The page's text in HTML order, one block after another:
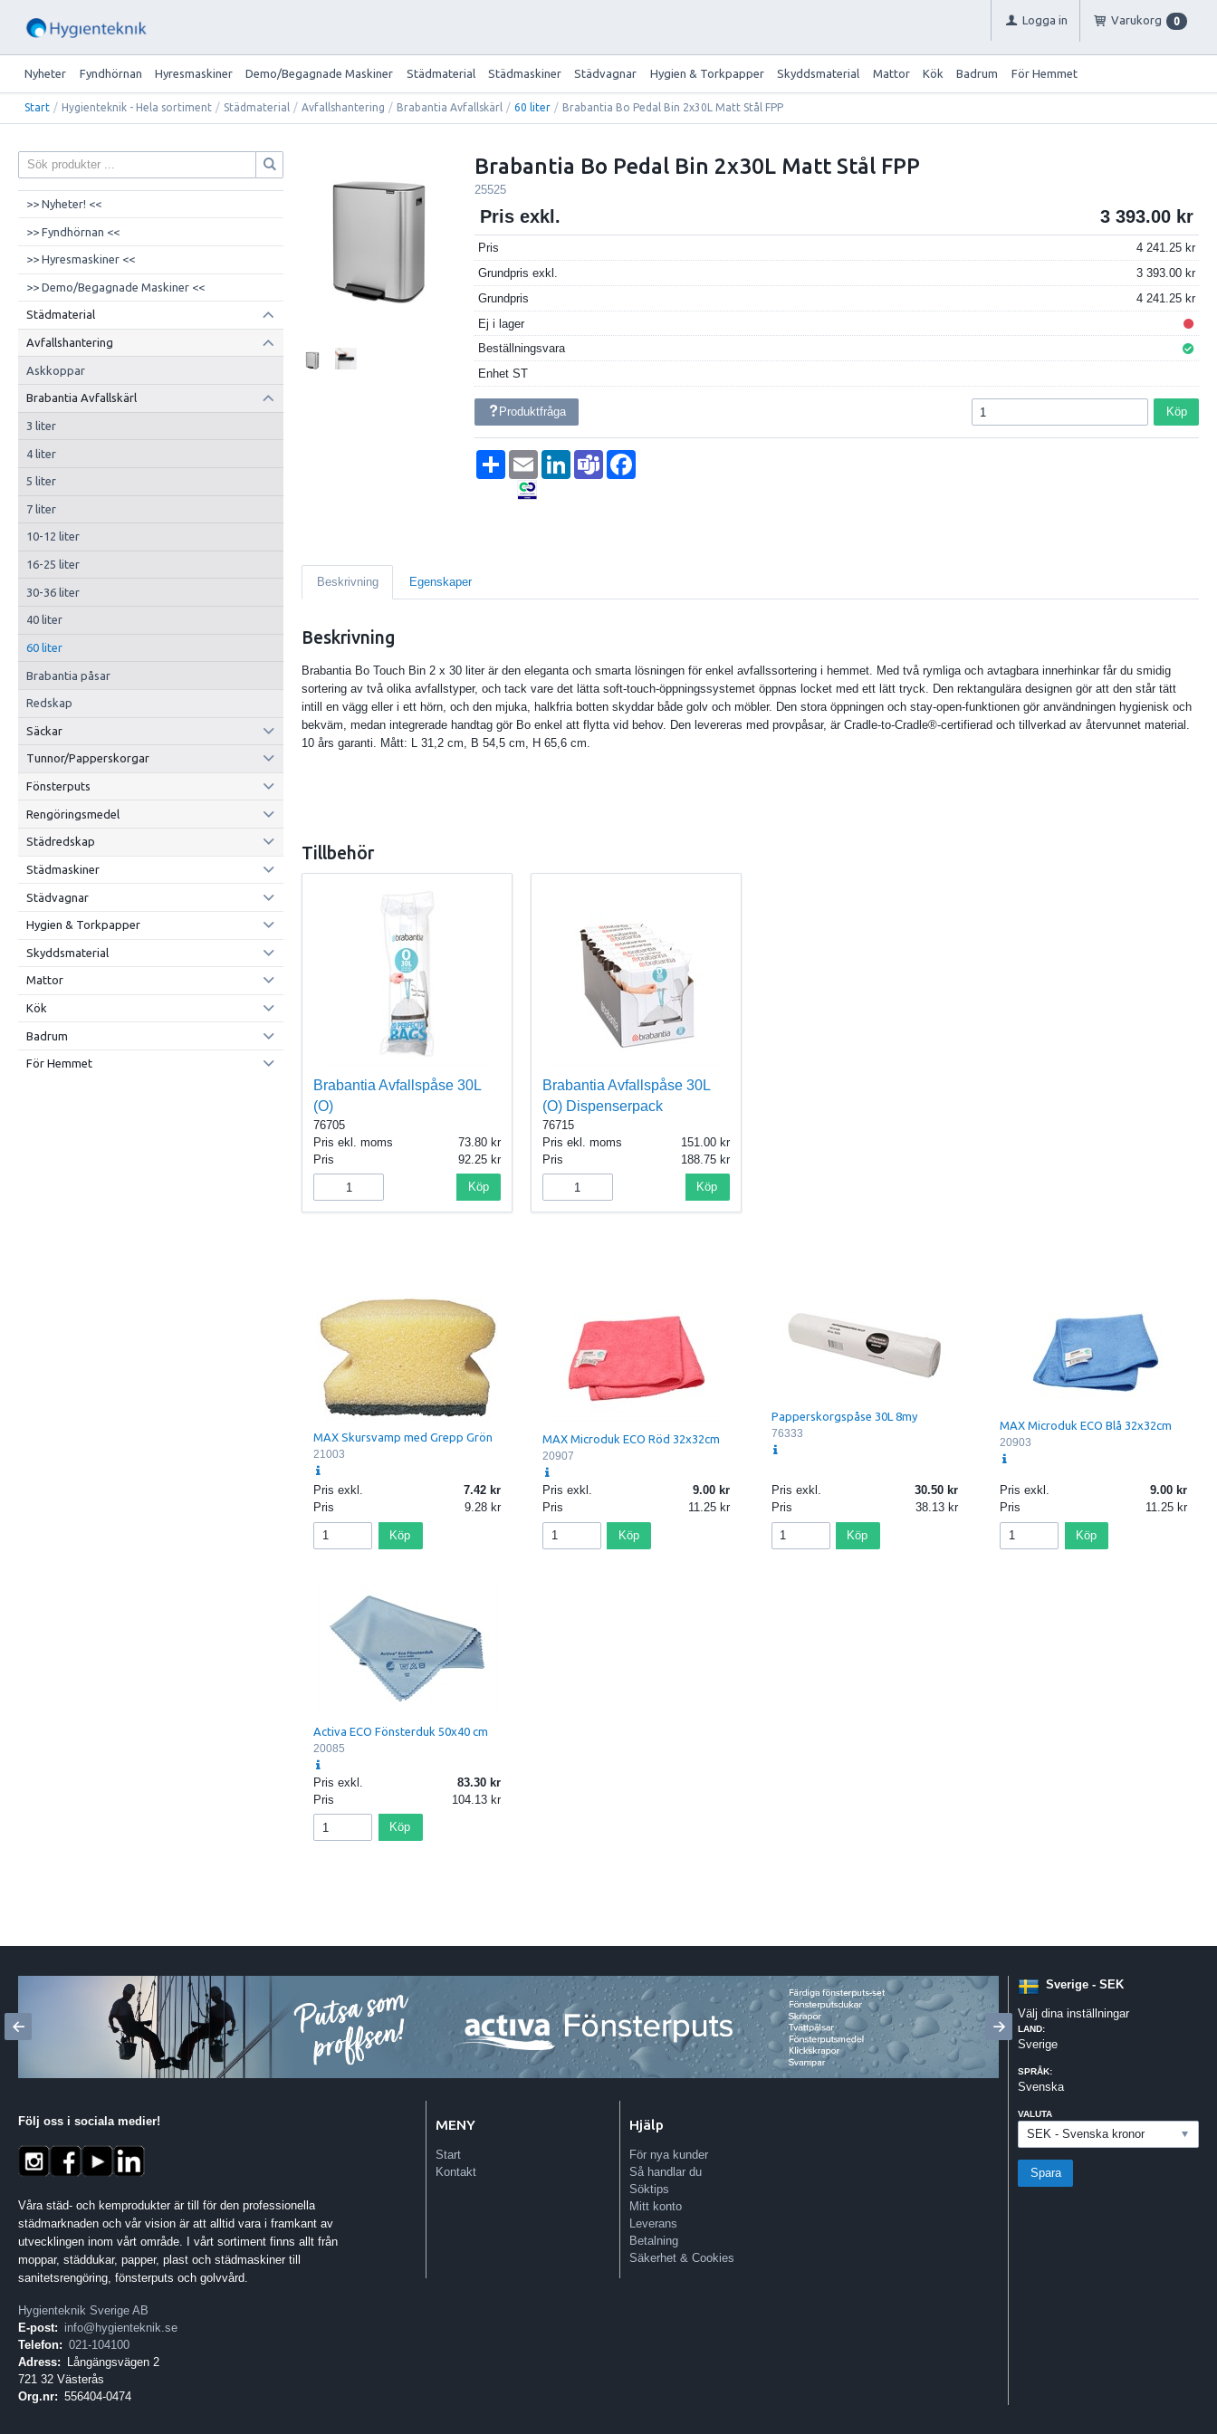
Logga in Varukorg 0
Nyheter Fyndhörnan Hyresmaskiner Demo/Begagnade Maskiner Städmaterial Städmaskiner Städvagnar Hygien & Torkpapper Skyddsmaterial Mattor Kök Badrum För Hemmet
Start / Hygienteknik - Hela sortiment / Städmaterial / Avfallshantering / Brabantia Avfallskärl / 60 liter / Brabantia Bo Pedal Bin 2x30L Matt Stål FPP
>> Nyheter! <<
>> Fyndhörnan <<
>> Hyresmaskiner <<
>> Demo/Begagnade Maskiner <<
Städmaterial
Avfallshantering
Askkoppar
Brabantia Avfallskärl
3 liter
4 liter
5 liter
7 liter
10-12 liter
16-25 liter
30-36 liter
40 liter
60 liter
Brabantia påsar
Redskap
Säckar
Tunnor/Papperskorgar
Fönsterputs
Rengöringsmedel
Städredskap
Städmaskiner
Städvagnar
Hygien & Torkpapper
Skyddsmaterial
Mattor
Kök
Badrum
För Hemmet
Brabantia Bo Pedal Bin 2x30L Matt Stål FPP
25525
Pris exkl. 3 393.00
Pris
4 241.25
Grundpris exkl.
3 393.00
Grundpris
4 241.25
Ej i lager
Beställningsvara
EnhetST
Produktfråga Köp
Dela Email LinkedInTeams
Beskrivning Egenskaper
Beskrivning
Brabantia Bo Touch Bin 2 x 30 liter är den eleganta och smarta lösningen för enkel avfallssortering i hemmet. Med två rymliga och avtagbara innerhinkar får du smidig
sortering av två olika avfallstyper, och tack vare det lätta soft-touch-öppningssystemet öppnas locket med ett lätt tryck. Den rektangulära designen gör att den står tätt
intill en vägg eller i ett hörn, och den mjuka, halkfria botten skyddar både golv och möbler. Den stora öppningen och stay-open-funktionen gör användningen hygienisk och
bekväm, medan integrerade handtag gör Bo enkel att flytta vid behov. Den levereras med provpåsar, är Cradle-to-Cradle®-certifierad och tillverkad av återvunnet material.
10 års garanti. Mått: L 31,2 cm, B 54,5 cm, H 65,6 cm.
Tillbehör
Brabantia Avfallspåse 30L
(O)
76705
Pris ekl. moms
73.80
Pris
92.25
Köp
Brabantia Avfallspåse 30L
(O) Dispenserpack
76715
Pris ekl. moms
151.00
Pris
188.75
Köp
MAX Skursvamp med Grepp Grön
21003
Pris exkl.
7.42
Pris
9.28
Köp
MAX Microduk ECO Röd 32x32cm
20907
Pris exkl.
9.00
Pris
11.25
Köp
Papperskorgspåse 30L 8my
76333
Pris exkl.
30.50
Pris
38.13
Köp
MAX Microduk ECO Blå 32x32cm
20903
Pris exkl.
9.00
Pris
11.25
Köp
Activa ECO Fönsterduk 50x40 cm
20085
Pris exkl.
83.30
Pris
104.13
Köp
Följ oss i sociala medier!
Våra städ- och kemprodukter är till för den professionella
städmarknaden och vår vision är att alltid vara i framkant av
utvecklingen inom vårt område. I vårt sortiment finns allt från
moppar, städdukar, papper, plast och städmaskiner till
sanitetsrengöring, fönsterputs och golvvård.
Hygienteknik Sverige AB
E-post: info@hygienteknik.se
Telefon: 021-104100
Adress: Långängsvägen 2
721 32 Västerås
Org.nr: 556404-0474
MENY
Start
Kontakt
Hjälp
För nya kunder
Så handlar du
Söktips
Mitt konto
Leverans
Betalning
Säkerhet & Cookies
Sverige - SEK
Välj dina inställningar
LAND:
Sverige
SPRÅK:
Svenska
VALUTA